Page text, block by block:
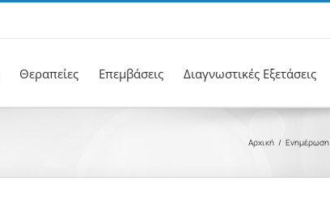
Θεραπείες Επεμβάσεις Διαγνωστικές Εξετάσεις
Αρχική / Ενημέρωση